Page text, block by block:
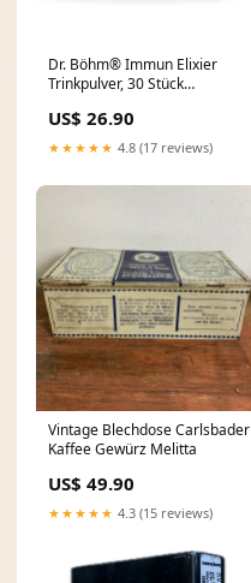
Dr. Böhm® Immun Elixier
Trinkpulver, 30 Stück
US$ 26.90
★★★★★ 4.8 (17 reviews)
Vintage Blechdose Carlsbader
Kaffee Gewürz Melitta
US$ 49.90
★★★★★ 4.3 (15 reviews)